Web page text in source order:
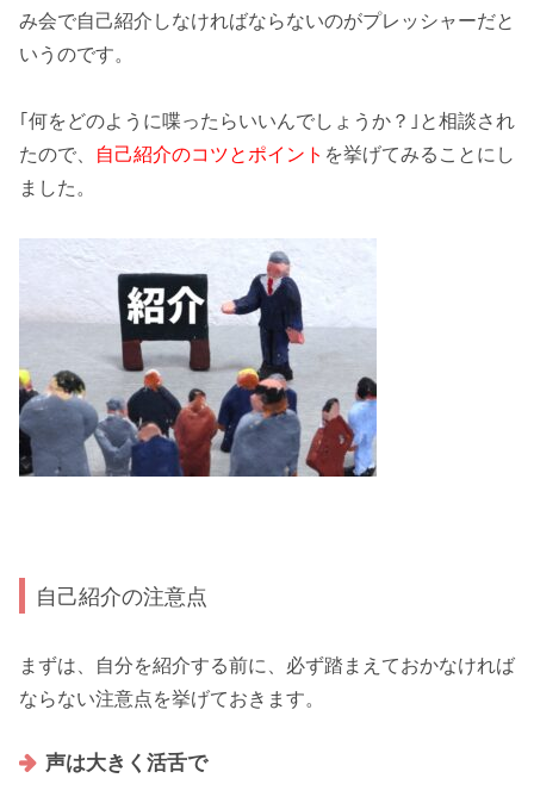
み会で自己紹介 しなければならないのがプレッシャーだと
いうのです。
｢ 何をどのように喋ったらいいんでしょうか？｣と相談され
たので、
自己紹介のコツとポイント を挙げてみることにし
ました。
自己紹介の注意点
まずは、 自分を紹介する前に、必ず踏まえておかなければ
ならない注意点を挙げておきます。
声は大きく活舌で